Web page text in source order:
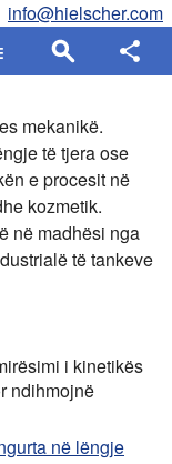
info@hielscher.com
mekanikë.
të tjera ose
e procesit në
kozmetik.
në madhësi nga
të tankeve
i kinetikës
ndihmojnë
në lëngje